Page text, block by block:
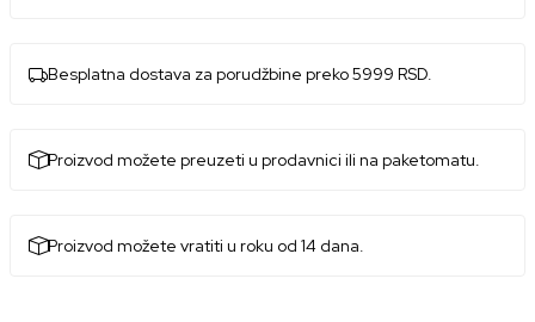
Besplatna dostava za porudžbine preko 5999 RSD.
Proizvod možete preuzeti u prodavnici ili na paketomatu.
Proizvod možete vratiti u roku od 14 dana.